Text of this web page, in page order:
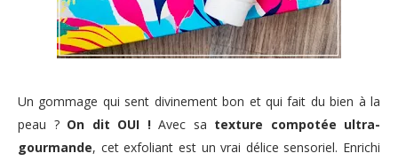
Un gommage qui sent divinement bon et qui fait du bien à la
peau ? On dit OUI !Avec sa texture compotée ultra-
gourmande, cet exfoliant est un vrai délice sensoriel. Enrichi